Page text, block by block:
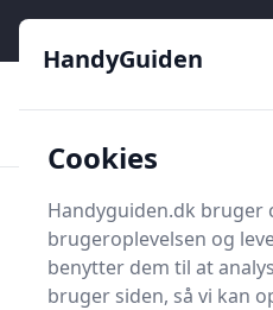
Søg nu
Søg nu
HandyGuiden
Cookies
Handyguiden.dk
brugeroplevelsen og
benytter dem til at
bruger siden, så vi kan